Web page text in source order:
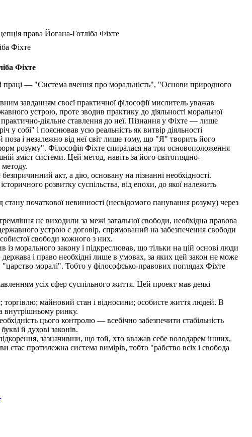
права Йогана-Готліба Фіхте
Фіхте
Фіхте
праці — "Система вчення про моральність", "Основи природного
завданням своєї практичної філософії мислитель уважав
устрою, проте зводив практику до діяльності моральної
практично-діяльне ставлення до неї. Пізнання у Фіхте — лише
у собі" і пояснював усю реальність як витвір діяльності
поза і незалежно від неї світ лише тому, що "Я" творить його
розуму". Філософія Фіхте спиралася на три основоположення
зміст системи. Цей метод, навіть за його світоглядно-
акт, а дію, основану на пізнанні необхідності.
розвитку суспільства, від епохи, до якої належить
початкової невинності (несвідомого панування розуму) через
не виходили за межі загальної свободи, необхідна правова
устрою є договір, спрямований на забезпечення свободи
свободи кожного з них.
морального закону і підкреслював, що тільки на цій основі люди
і право необхідні лише в умовах, за яких цей закон не може
моралі". Тобто у філософсько-правових поглядах Фіхте
усіх сфер суспільного життя. Цей проект мав деякі
майновий стан і відносини; особисте життя людей. В
внутрішньому ринку.
цього контролю — всебічно забезпечити стабільність
й духові законів.
зазначивши, що той, хто вважав себе володарем інших,
протилежна система вимірів, тобто "рабство всіх і свобода